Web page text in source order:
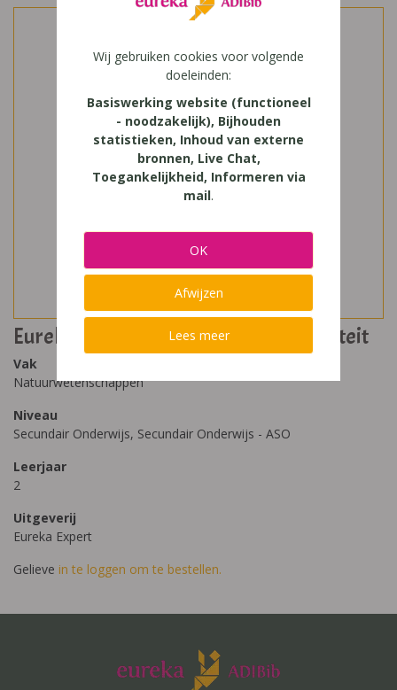
Eureka VOLT 2SO energie en electriciteit
Vak
Natuurwetenschappen
Niveau
Secundair Onderwijs, Secundair Onderwijs - ASO
Leerjaar
2
Uitgeverij
Eureka Expert
Gelieve in te loggen om te bestellen.
Wij gebruiken cookies voor volgende
doeleinden:
Basiswerking website (functioneel
- noodzakelijk), Bijhouden
statistieken, Inhoud van externe
bronnen, Live Chat,
Toegankelijkheid, Informeren via
mail.
OK
Afwijzen
Lees meer